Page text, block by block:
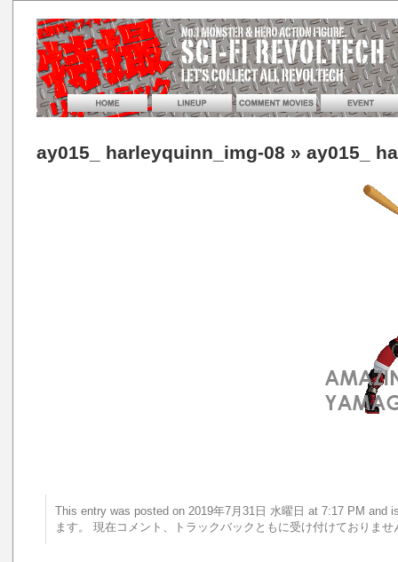
ay015_ harleyquinn_img-08 » ay015_
This entry was posted on 2019年7月31日 水曜日 at 7:17 PM
ます。 現在コメント、トラックバックともに受け付けておりませ